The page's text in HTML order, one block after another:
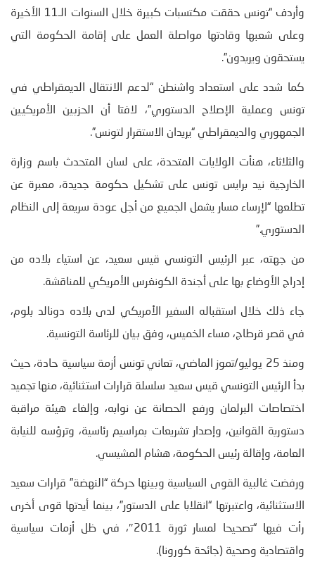
وأردف “تونس حققت مكتسبات كبيرة خلال السنوات الـ11 الأخيرة
وعلى شعبها وقادتها مواصلة العمل على إقامة الحكومة التي
يستحقون ويريدون”.
كما شدد على استعداد واشنطن “لدعم الانتقال الديمقراطي في
تونس وعملية الإصلاح الدستوري”، لافتا أن الحزبين الأمريكيين
الجمهوري والديمقراطي “يريدان الاستقرار لتونس”.
والثلاثاء، هنأت الولايات المتحدة، على لسان المتحدث باسم وزارة
الخارجية نيد برايس تونس على تشكيل حكومة جديدة، معبرة عن
تطلعها “لإرساء مسار يشمل الجميع من أجل عودة سريعة إلى النظام
الدستوري.”
من جهته، عبر الرئيس التونسي قيس سعيد، عن استياء بلاده من
إدراج الأوضاع بها على أجندة الكونغرس الأمريكي للمناقشة.
جاء ذلك خلال استقباله السفير الأمريكي لدى بلاده دونالد بلوم،
في قصر قرطاج، مساء الخميس، وفق بيان للرئاسة التونسية.
ومنذ 25 يوليو/تموز الماضي، تعاني تونس أزمة سياسية حادة، حيث
بدأ الرئيس التونسي قيس سعيد سلسلة قرارات استثنائية، منها تجميد
اختصاصات البرلمان ورفع الحصانة عن نوابه، وإلغاء هيئة مراقبة
دستورية القوانين، وإصدار تشريعات بمراسيم رئاسية، وترؤسه للنيابة
العامة، وإقالة رئيس الحكومة، هشام المشيسي.
ورفضت غالبية القوى السياسية وبينها حركة “النهضة” قرارات سعيد
الاستثنائية، واعتبرتها “انقلابا على الدستور”، بينما أيدتها قوى أخرى
رأت فيها “تصحيحا لمسار ثورة 2011″، في ظل أزمات سياسية
واقتصادية وصحية (جائحة كورونا).